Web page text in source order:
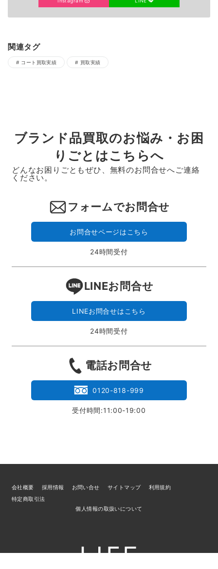
関連タグ
コート買取実績 買取実績
ブランド品買取のお悩み・お困
りごとはこちらへ
どんなお困りごともぜひ、無料のお問合せへご連絡
ください。
フォームでお問合せ
お問合せページはこちら
24時間受付
LINEお問合せ
LINEお問合せはこちら
24時間受付
電話お問合せ
0120-818-999
受付時間:11:00-19:00
会社概要 採用情報 お問い合せ サイトマップ
利用規約
特定商取引法
個人情報の取扱いについて